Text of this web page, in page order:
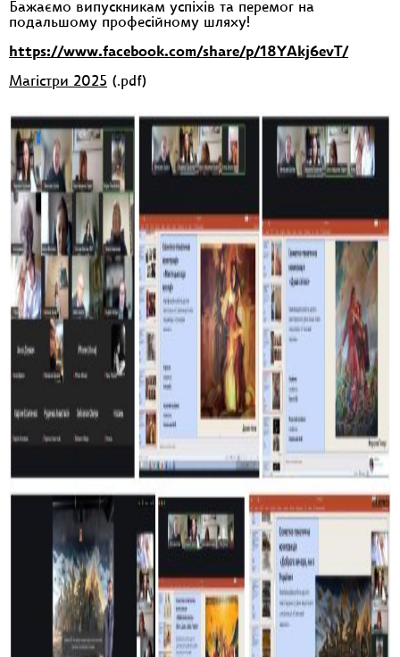
Бажаємо випускникам успіхів та перемог на
подальшому професійному шляху!
https://www.facebook.com/share/p/18YAkj6evT/
Магістри 2025 (.pdf)